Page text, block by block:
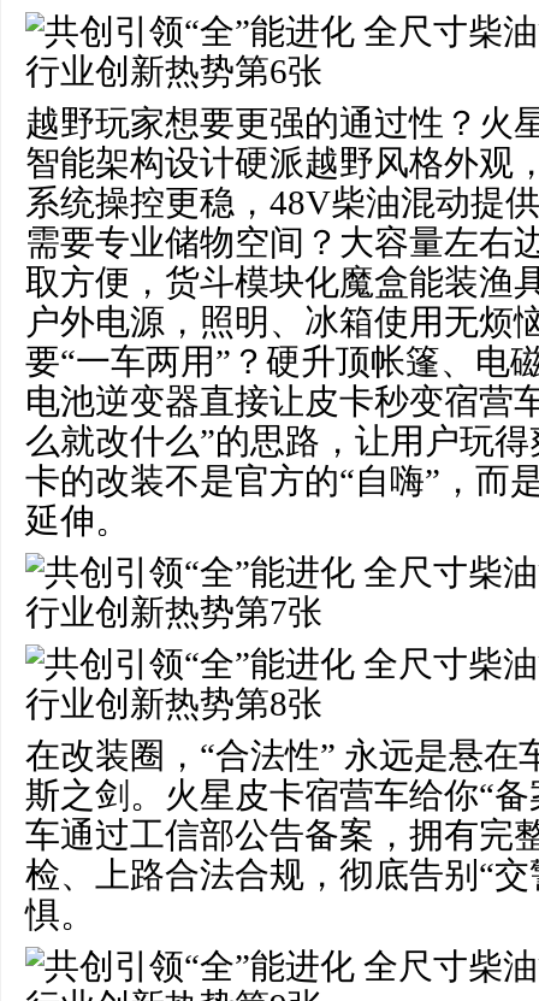
越野玩家想要更强的通过性？火
智能架构设计硬派越野风格外观
系统操控更稳，48V柴油混动提
需要专业储物空间？大容量左右
取方便，货斗模块化魔盒能装渔
户外电源，照明、冰箱使用无烦
要“一车两用”？硬升顶帐篷、电
电池逆变器直接让皮卡秒变宿营
么就改什么”的思路，让用户玩
卡的改装不是官方的“自嗨”，而
延伸。
在改装圈，“合法性” 永远是悬在
斯之剑。火星皮卡宿营车给你“
车通过工信部公告备案，拥有完
检、上路合法合规，彻底告别“
惧。